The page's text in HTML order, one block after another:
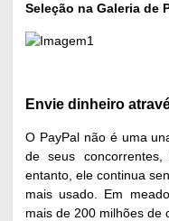
Seleção na Galeria de
Envie dinheiro
O PayPal não é uma
de seus
entanto, ele continua
mais usado. Em
mais de 200 milhões de